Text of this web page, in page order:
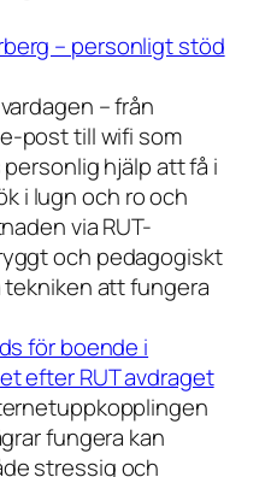
– personligt stöd
– från
post till wifi som
hjälp att få i
i lugn och ro och
via RUT-
och pedagogiskt
tekniken att fungera
för boende i
efter RUT avdraget
fungera kan
stressig och